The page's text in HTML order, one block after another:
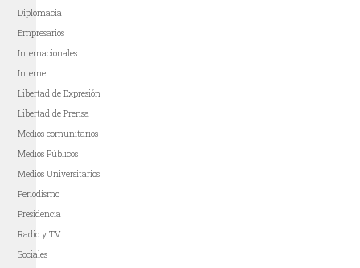
Diplomacia
Empresarios
Internacionales
Internet
Libertad de Expresión
Libertad de Prensa
Medios comunitarios
Medios Públicos
Medios Universitarios
Periodismo
Presidencia
Radio y TV
Sociales